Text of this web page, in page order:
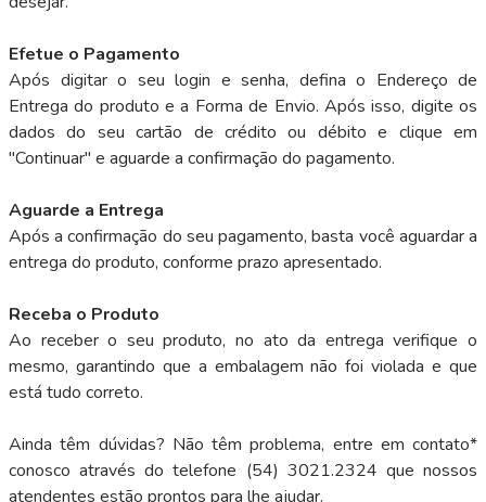
Efetue o Pagamento
Após digitar o seu login e senha, defina o Endereço de
Entrega do produto e a Forma de Envio. Após isso, digite os
dados do seu cartão de crédito ou débito e clique em
"Continuar" e aguarde a confirmação do pagamento.
Aguarde a Entrega
Após a confirmação do seu pagamento, basta você aguardar a
entrega do produto, conforme prazo apresentado.
Receba o Produto
Ao receber o seu produto, no ato da entrega verifique o
mesmo, garantindo que a embalagem não foi violada e que
está tudo correto.
Ainda têm dúvidas? Não têm problema, entre em contato*
conosco através do telefone (54) 3021.2324 que nossos
atendentes estão prontos para lhe ajudar.